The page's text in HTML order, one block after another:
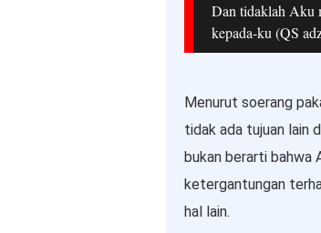
Dan tidaklah Aku
kepada-ku (QS
Menurut soerang
tidak ada tujuan lain
bukan berarti bahwa
ketergantungan
hal lain.